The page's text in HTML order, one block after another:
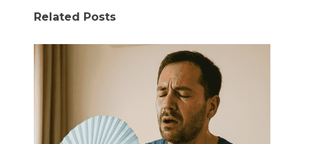
Related Posts